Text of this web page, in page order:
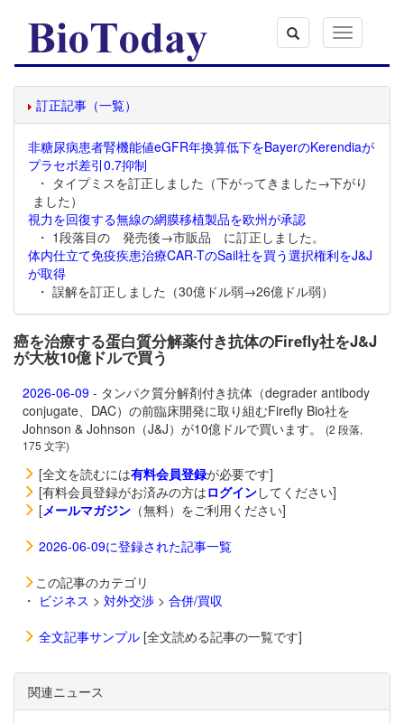
Toggle
navigation
訂正記事（一覧）
非糖尿病患者腎機能値eGFR年換算低下をBayerのKerendiaが
プラセボ差引0.7抑制
・ タイプミスを訂正しました（下がってきました→下がり
ました）
視力を回復する無線の網膜移植製品を欧州が承認
・ 1段落目の 発売後→市販品 に訂正しました。
体内仕立て免疫疾患治療CAR-TのSail社を買う選択権利をJ&J
が取得
・ 誤解を訂正しました（30億ドル弱→26億ドル弱）
癌を治療する蛋白質分解薬付き抗体のFirefly社をJ&J
が大枚10億ドルで買う
2026-06-09 - タンパク質分解剤付き抗体（degrader antibody
conjugate、DAC）の前臨床開発に取り組むFirefly Bio社を
Johnson & Johnson（J&J）が10億ドルで買います。
(2 段落,
175 文字)
[全文を読むには有料会員登録が必要です]
[有料会員登録がお済みの方はログインしてください]
[メールマガジン （無料）をご利用ください]
2026-06-09に登録された記事一覧
この記事のカテゴリ
・ ビジネス > 対外交渉 > 合併/買収
全文記事サンプル [全文読める記事の一覧です]
関連ニュース